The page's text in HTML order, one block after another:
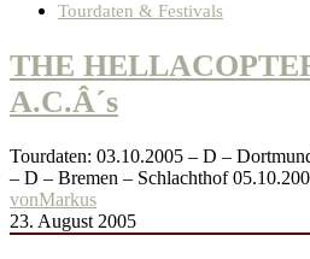
Tourdaten & Festivals
THE
A.C.Â´s
Tourdaten: 03.10.2005 – D –
– D – Bremen – Schlachthof
vonMarkus
23. August 2005